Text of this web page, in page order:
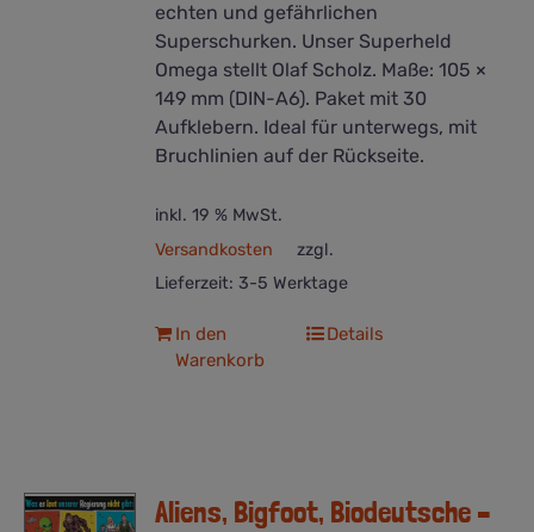
echten und gefährlichen
Superschurken. Unser Superheld
Omega stellt Olaf Scholz. Maße: 105 ×
149 mm (DIN-A6). Paket mit 30
Aufklebern. Ideal für unterwegs, mit
Bruchlinien auf der Rückseite.
inkl. 19 % MwSt.
zzgl.
Versandkosten
Lieferzeit: 3-5 Werktage
In den
Warenkorb
Details
Aliens, Bigfoot, Biodeutsche –